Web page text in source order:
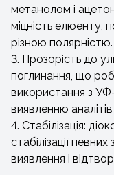
метанолом і
міцність елюенту,
різною полярністю.
3. Прозорість до
поглинання, що
використання з
виявленню
4. Стабілізація:
стабілізації
виявлення і